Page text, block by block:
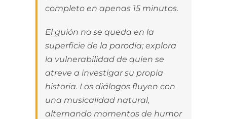
completo en apenas 15 minutos.
El guión no se queda en la
superficie de la parodia; explora
la vulnerabilidad de quien se
atreve a investigar su propia
historia. Los diálogos fluyen con
una musicalidad natural,
alternando momentos de humor